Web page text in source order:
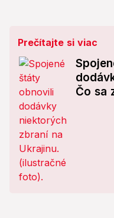
Prečítajte si viac
Čo sa